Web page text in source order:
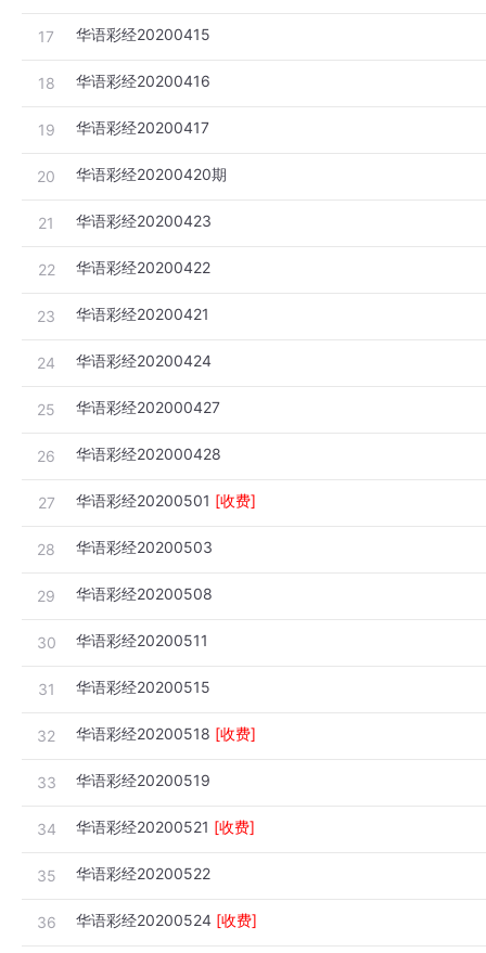
17 华语彩经20200415
18 华语彩经20200416
19 华语彩经20200417
20 华语彩经20200420期
21 华语彩经20200423
22 华语彩经20200422
23 华语彩经20200421
24 华语彩经20200424
25 华语彩经202000427
26 华语彩经202000428
27 华语彩经20200501 [收费]
28 华语彩经20200503
29 华语彩经20200508
30 华语彩经20200511
31 华语彩经20200515
32 华语彩经20200518 [收费]
33 华语彩经20200519
34 华语彩经20200521 [收费]
35 华语彩经20200522
36 华语彩经20200524 [收费]